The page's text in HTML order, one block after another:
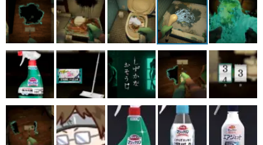
マンガ
女性向け
アプリレビュー
その他
電ファミニコゲーマーとは？
運営：株式会社マレ